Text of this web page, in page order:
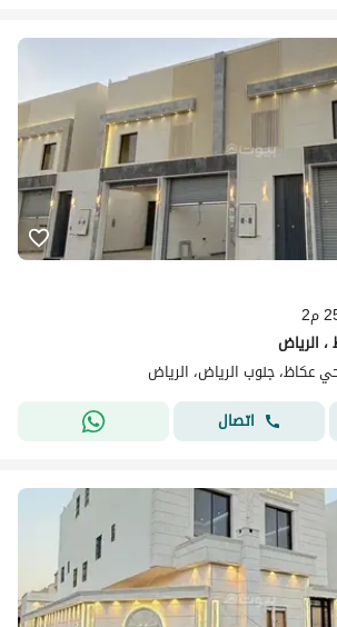
الرياض
عكاظ، جنوب الرياض، الرياض
اتصال